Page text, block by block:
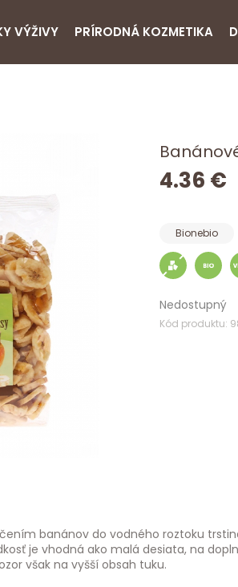
VÝŽIVY PRÍRODNÁ KOZMETIKA
4.36 €
Bionebio
Nedostupný
Kód produktu:
banánov do vodného roztoku
je vhodná ako malá desiata, na
však na vyšší obsah tuku.